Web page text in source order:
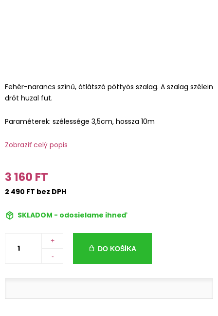
Fehér-narancs színű, átlátszó pöttyös szalag. A szalag szélein
drót huzal fut.
Paraméterek: szélessége 3,5cm, hossza 10m
Zobraziť celý popis
3 160 FT
2 490 FT bez DPH
SKLADOM - odosielame ihneď
+
-
DO KOŠÍKA